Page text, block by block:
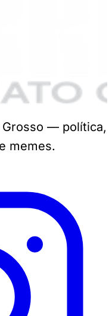
— política,
memes.